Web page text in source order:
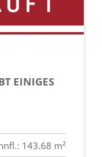
EINIGES
143.68 m²